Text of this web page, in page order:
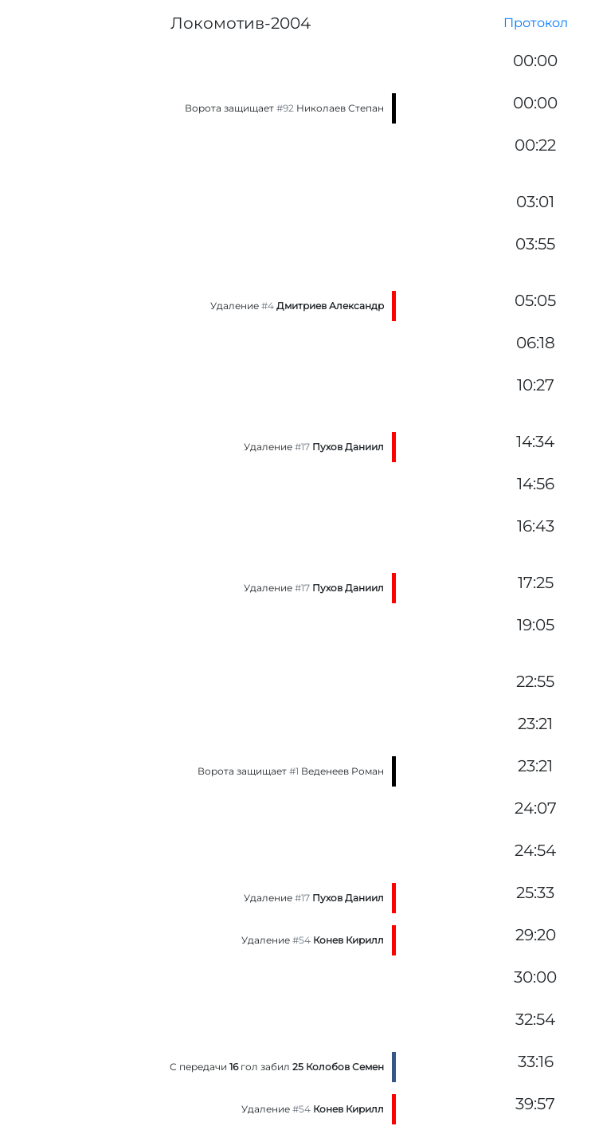
Локомотив-2004 Протокол
00:00
Ворота защищает #92 Николаев Степан 00:00
00:22
03:01
03:55
Удаление #4 Дмитриев Александр 05:05
06:18
10:27
Удаление #17 Пухов Даниил 14:34
14:56
16:43
Удаление #17 Пухов Даниил 17:25
19:05
22:55
23:21
Ворота защищает #1 Веденеев Роман 23:21
24:07
24:54
Удаление #17 Пухов Даниил 25:33
Удаление #54 Конев Кирилл 29:20
30:00
32:54
С передачи 16 гол забил 25 Колобов Семен 33:16
Удаление #54 Конев Кирилл 39:57